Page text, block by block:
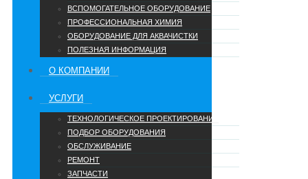
ВСПОМОГАТЕЛЬНОЕ ОБОРУДОВАНИЕ
ПРОФЕССИОНАЛЬНАЯ ХИМИЯ
ОБОРУДОВАНИЕ ДЛЯ АКВАЧИСТКИ
ПОЛЕЗНАЯ ИНФОРМАЦИЯ
О КОМПАНИИ
УCЛУГИ
ТЕХНОЛОГИЧЕСКОЕ ПРОЕКТИРОВАНИЕ
ПОДБОР ОБОРУДОВАНИЯ
ОБСЛУЖИВАНИЕ
РЕМОНТ
ЗАПЧАСТИ